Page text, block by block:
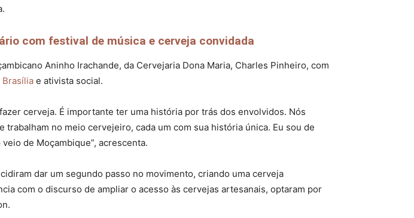
com festival de música e cerveja convidada
Aninho Irachande, da Cervejaria Dona Maria, Charles Pinheiro, com
Brasília e ativista social.
cerveja. É importante ter uma história por trás dos envolvidos. Nós
no meio cervejeiro, cada um com sua história única. Eu sou de
de Moçambique”, acrescenta.
dar um segundo passo no movimento, criando uma cerveja
com o discurso de ampliar o acesso às cervejas artesanais, optaram por